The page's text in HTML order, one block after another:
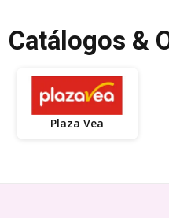
&
Plaza Vea